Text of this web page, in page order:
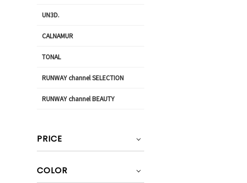
UN3D.
CALNAMUR
TONAL
RUNWAY channel SELECTION
RUNWAY channel BEAUTY
PRICE
COLOR